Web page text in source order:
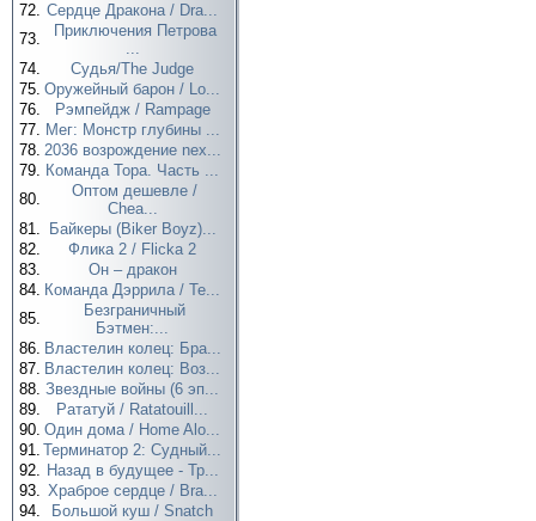
72. Сердце Дракона / Dra...
73.
Приключения Петрова
...
74.
Судья/The Judge
75. Оружейный барон / Lo...
76.
Рэмпейдж / Rampage
77. Мег: Монстр глубины ...
78. 2036 возрождение nex...
79. Команда Тора. Часть ...
80.
Оптом дешевле /
Chea...
81.
Байкеры (Biker Boyz)...
82.
Флика 2 / Flicka 2
83.
Он – дракон
84. Команда Дэррила / Te...
85.
Безграничный
Бэтмен:...
86. Властелин колец: Бра...
87. Властелин колец: Воз...
88. Звездные войны (6 эп...
89.
Рататуй / Ratatouill...
90. Один дома / Home Alo...
91. Терминатор 2: Судный...
92. Назад в будущее - Тр...
93. Храброе сердце / Bra...
94.
Большой куш / Snatch